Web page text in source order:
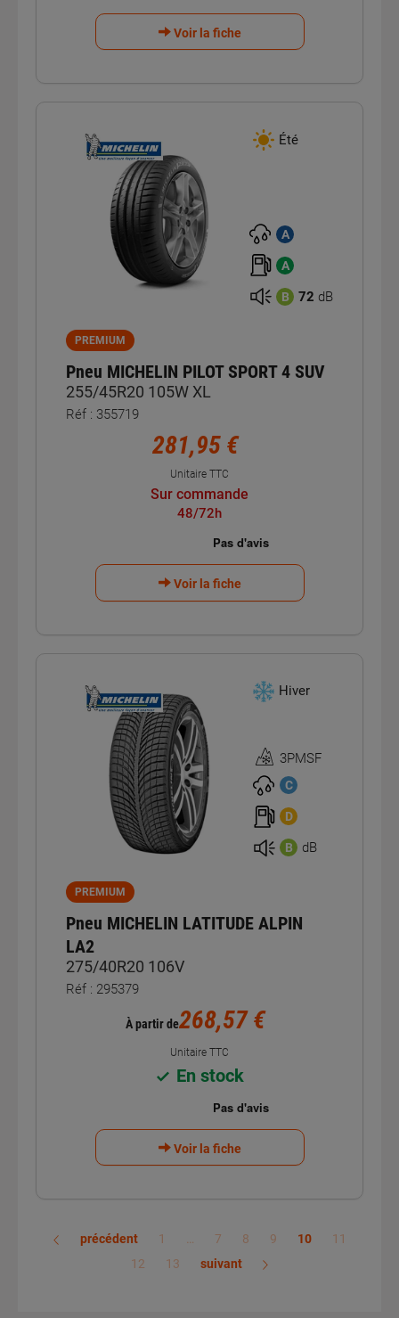
Voir la fiche
Été
A
A
B 72 dB
PREMIUM
Pneu MICHELIN PILOT SPORT 4 SUV
255/45R20 105W XL
Réf : 355719
281,95 €
Unitaire TTC
Sur commande
48/72h
Voir la fiche
Hiver
Homologation
3PMSF
3PMSF
C
D
B dB
PREMIUM
Pneu MICHELIN LATITUDE ALPIN
LA2
275/40R20 106V
Réf : 295379
À partir de268,57 €
Unitaire TTC
En stock
Voir la fiche
précédent 1 … 7 8 9 10
11
12
13 suivant